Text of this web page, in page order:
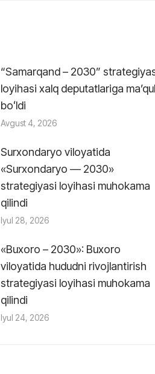
“Samarqand – 2030”
loyihasi xalq deputatlariga maʼqul
boʻldi
Avgust 4, 2026
Surxondaryo viloyatida
«Surxondaryo — 2030»
strategiyasi loyihasi muhokama
qilindi
Iyul 28, 2026
«Buxoro – 2030»: Buxoro
viloyatida hududni rivojlantirish
strategiyasi loyihasi muhokama
qilindi
Iyul 24, 2026